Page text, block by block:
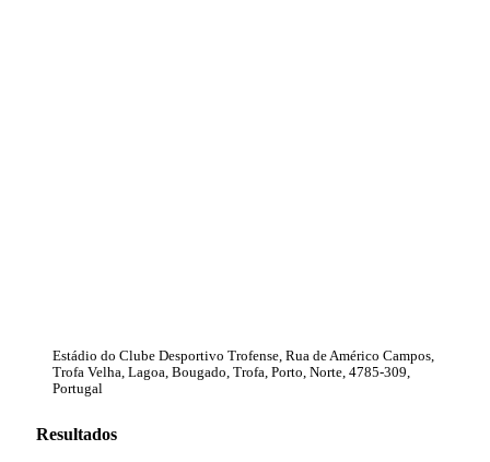
Estádio do Clube Desportivo Trofense, Rua de Américo Campos,
Trofa Velha, Lagoa, Bougado, Trofa, Porto, Norte, 4785-309,
Portugal
Resultados